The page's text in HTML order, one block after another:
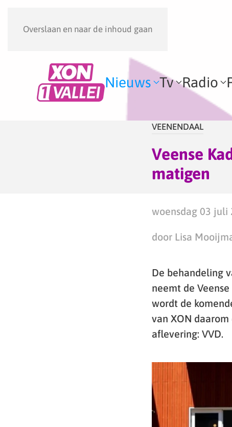
Overslaan en naar de inhoud gaan
Nieuws Tv Radio
VEENENDAAL
Veense
matigen
woensdag 03 juli
door Lisa
De behandeling
neemt de
wordt de
van XON
aflevering: VVD.